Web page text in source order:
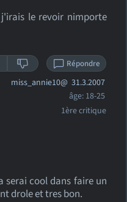
le revoir nimporte
Répondre
miss_annie10@ 31.3.2007
âge: 18-25
1ère critique
serai cool dans faire un
drole et tres bon.